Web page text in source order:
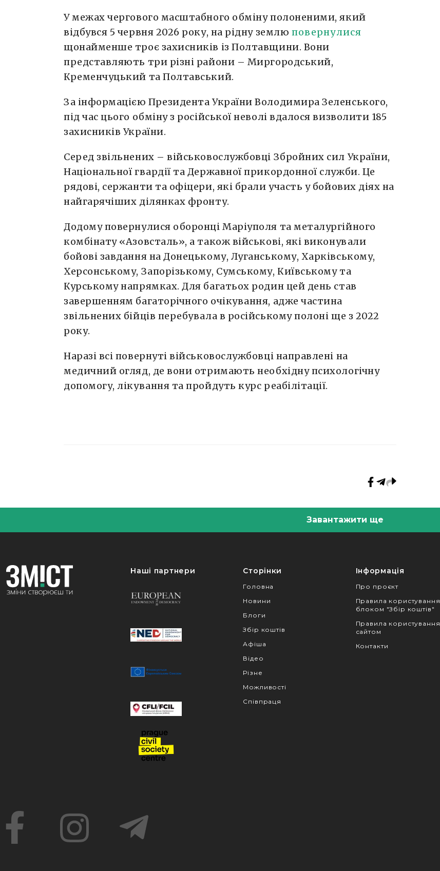
У межах чергового масштабного обміну полоненими, який
відбувся 5 червня 2026 року, на рідну землю повернулися
щонайменше троє захисників із Полтавщини. Вони
представляють три різні райони – Миргородський,
Кременчуцький та Полтавський.
За інформацією Президента України Володимира Зеленського,
під час цього обміну з російської неволі вдалося визволити 185
захисників України.
Серед звільнених – військовослужбовці Збройних сил України,
Національної гвардії та Державної прикордонної служби. Це
рядові, сержанти та офіцери, які брали участь у бойових діях на
найгарячіших ділянках фронту.
Додому повернулися оборонці Маріуполя та металургійного
комбінату «Азовсталь», а також військові, які виконували
бойові завдання на Донецькому, Луганському, Харківському,
Херсонському, Запорізькому, Сумському, Київському та
Курському напрямках. Для багатьох родин цей день став
завершенням багаторічного очікування, адже частина
звільнених бійців перебувала в російському полоні ще з 2022
року.
Наразі всі повернуті військовослужбовці направлені на
медичний огляд, де вони отримають необхідну психологічну
допомогу, лікування та пройдуть курс реабілітації.
Завантажити ще
Наші партнери Сторінки
Головна
Новини
Блоги
Збір коштів
Афіша
Відео
Різне
Можливості
Співпраця
Інформація
Про проєкт
Правила користування
блоком "Збір коштів"
Правила користування
сайтом
Контакти